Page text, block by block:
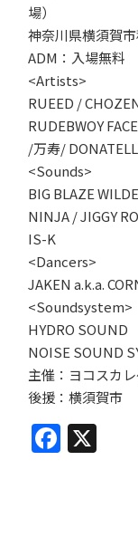
場）
神奈川県横須賀
ADM：入場無料
<Artists>
RUEED /
RUDEBWOY
/万寿/
<Sounds>
BIG BLAZE
NINJA / JIGGY
IS-K
<Dancers>
JAKEN a.k.a.
<Soundsystem>
HYDRO SOUND
NOISE SOUND
主催：ヨコスカ
後援：横須賀市